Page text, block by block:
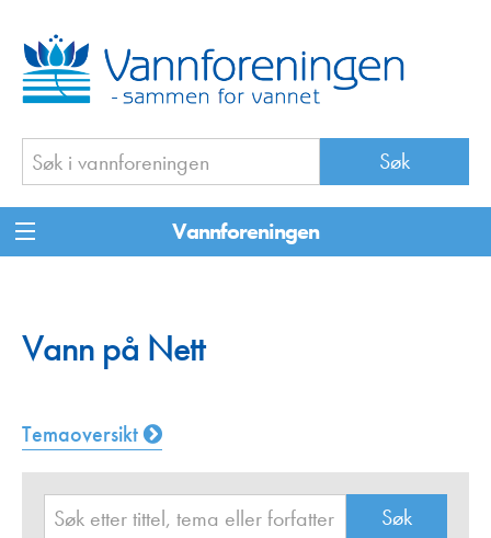
Vannforeningen
Vann på Nett
Temaoversikt